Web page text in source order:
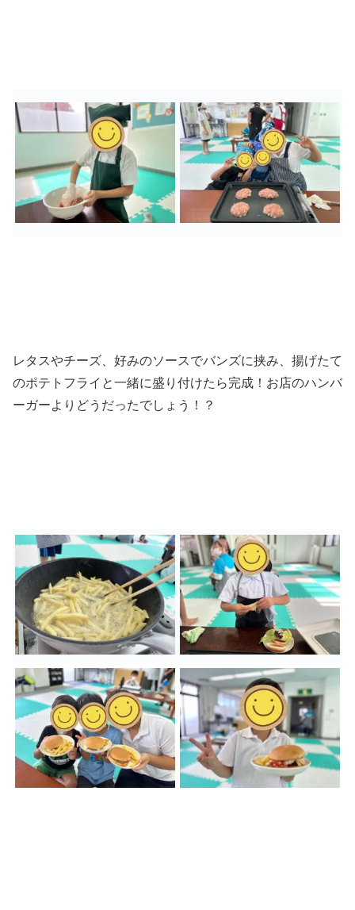
レタスやチーズ、好みのソースでバンズに挟み、揚げたて
のポテトフライと一緒に盛り付けたら完成！お店のハンバ
ーガーよりどうだったでしょう！？